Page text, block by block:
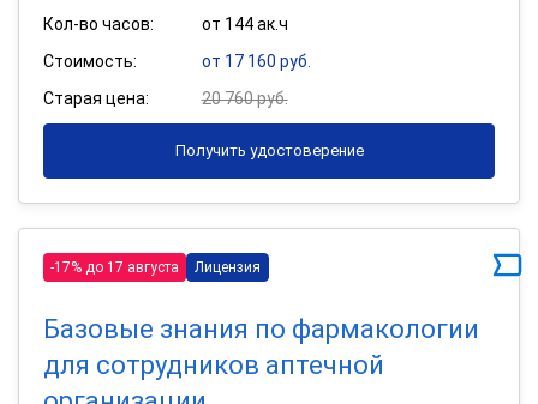
Кол-во часов:
от 144 ак.ч
Стоимость:
от 17 160 руб.
Старая цена:
20 760 руб.
Получить удостоверение
-17% до 17 августа Лицензия
Базовые знания по фармакологии
для сотрудников аптечной